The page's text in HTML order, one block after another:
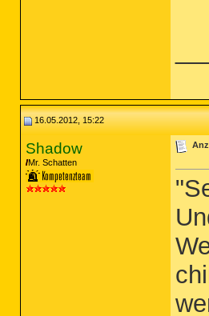
16.05.2012, 15:22
Shadow
Mr. Schatten